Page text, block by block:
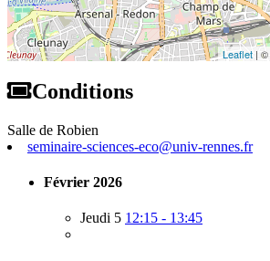
Leaflet | ©
Conditions
Salle de Robien
seminaire-sciences-eco@univ-rennes.fr
Février 2026
Jeudi 5 12:15 - 13:45